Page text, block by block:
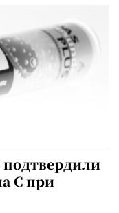
подтвердили
C при